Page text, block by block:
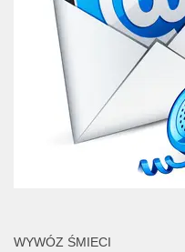
WYWÓZ ŚMIECI